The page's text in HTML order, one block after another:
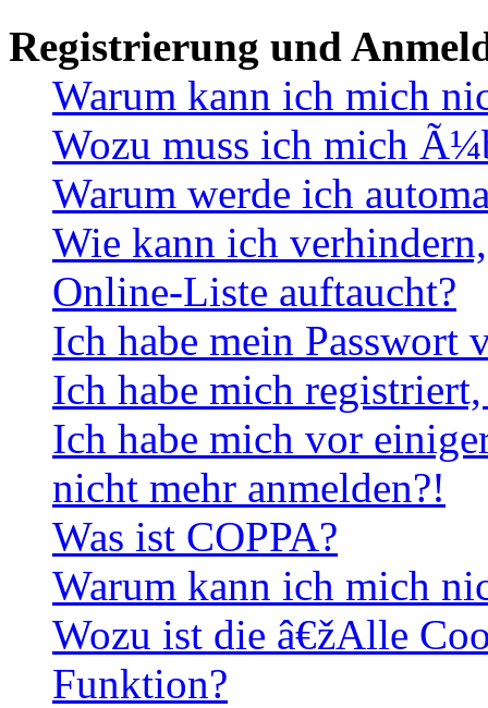
Registrierung und
Warum kann ich mich
Wozu muss ich mich
Warum werde ich
Wie kann ich
Online-Liste auftaucht?
Ich habe mein Passwort
Ich habe mich
Ich habe mich vor
nicht mehr anmelden?!
Was ist COPPA?
Warum kann ich mich
Wozu ist die â€žAlle
Funktion?